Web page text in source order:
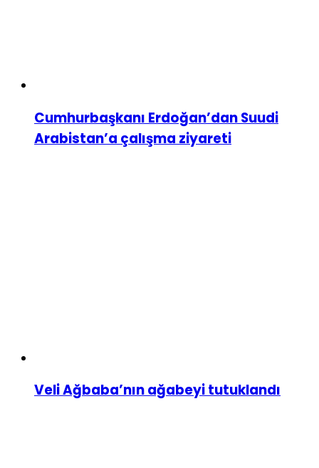
Cumhurbaşkanı Erdoğan’dan Suudi
Arabistan’a çalışma ziyareti
Veli Ağbaba’nın ağabeyi tutuklandı